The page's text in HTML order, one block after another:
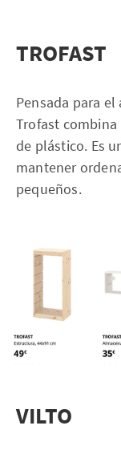
TROFAST
Pensada para
Trofast combina
de plástico. Es
mantener
pequeños.
VILTO